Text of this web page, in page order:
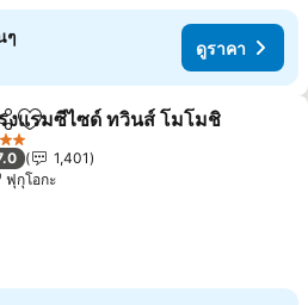
ๆ
ดูราคา
ร์ เพิ่มในรายการโปรด
งแรมซีไซด์ ทวินส์ โมโมชิ
าว
1,401
ฟุกุโอกะ